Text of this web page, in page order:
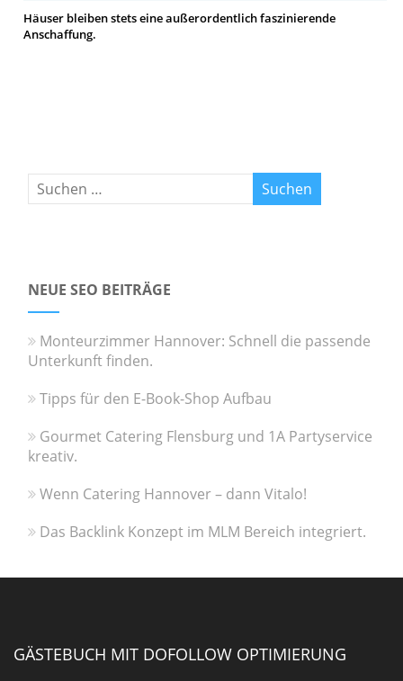
Häuser bleiben stets eine außerordentlich faszinierende
Anschaffung.
NEUE SEO BEITRÄGE
Monteurzimmer Hannover: Schnell die passende
Unterkunft finden.
Tipps für den E-Book-Shop Aufbau
Gourmet Catering Flensburg und 1A Partyservice
kreativ.
Wenn Catering Hannover – dann Vitalo!
Das Backlink Konzept im MLM Bereich integriert.
GÄSTEBUCH MIT DOFOLLOW OPTIMIERUNG